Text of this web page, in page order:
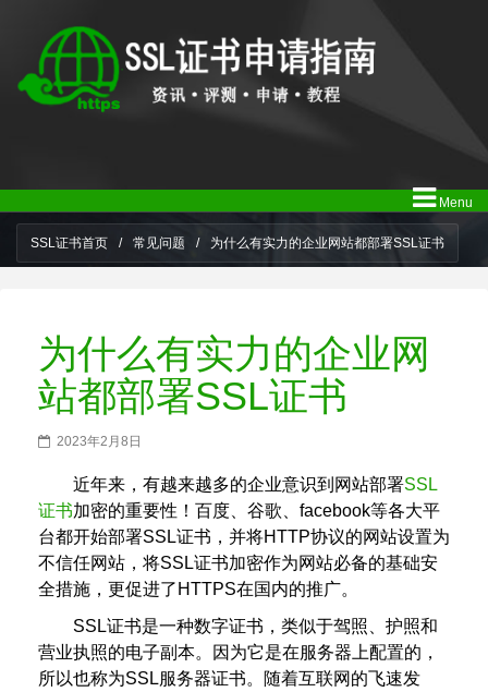
Menu
SSL证书首页 / 常见问题 / 为什么有实力的企业网站都部署SSL证书
为什么有实力的企业网
站都部署SSL证书
2023年2月8日
近年来，有越来越多的企业意识到网站部署SSL
证书加密的重要性！百度、谷歌、facebook等各大平
台都开始部署SSL证书，并将HTTP协议的网站设置为
不信任网站，将SSL证书加密作为网站必备的基础安
全措施，更促进了HTTPS在国内的推广。
SSL证书是一种数字证书，类似于驾照、护照和
营业执照的电子副本。因为它是在服务器上配置的，
所以也称为SSL服务器证书。随着互联网的飞速发